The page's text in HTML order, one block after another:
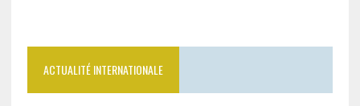
ACTUALITÉ INTERNATIONALE